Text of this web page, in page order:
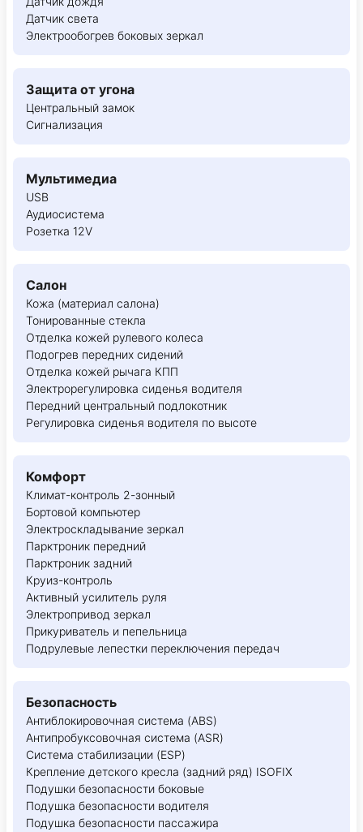
Датчик света
Электрообогрев боковых зеркал
Защита от угона
Центральный замок
Сигнализация
Мультимедиа
USB
Аудиосистема
Розетка 12V
Салон
Кожа (материал салона)
Тонированные стекла
Отделка кожей рулевого колеса
Подогрев передних сидений
Отделка кожей рычага КПП
Электрорегулировка сиденья водителя
Передний центральный подлокотник
Регулировка сиденья водителя по высоте
Комфорт
Климат-контроль 2-зонный
Бортовой компьютер
Электроскладывание зеркал
Парктроник передний
Парктроник задний
Круиз-контроль
Активный усилитель руля
Электропривод зеркал
Прикуриватель и пепельница
Подрулевые лепестки переключения передач
Безопасность
Антиблокировочная система (ABS)
Антипробуксовочная система (ASR)
Система стабилизации (ESP)
Крепление детского кресла (задний ряд) ISOFIX
Подушки безопасности боковые
Подушка безопасности водителя
Подушка безопасности пассажира